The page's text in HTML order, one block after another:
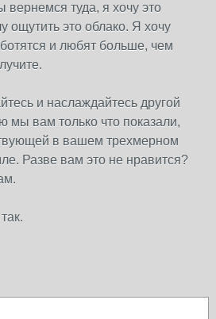
вернемся туда, я хочу это
ощутить это облако. Я хочу
и любят больше, чем
и наслаждайтесь другой
мы вам только что показали,
в вашем трехмерном
Разве вам это не нравится?